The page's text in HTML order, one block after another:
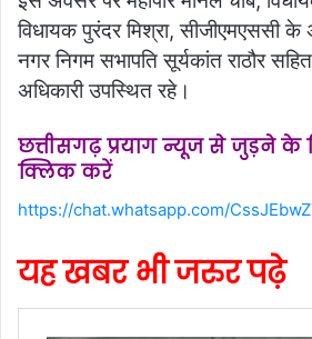
विधायक पुरंदर मिश्रा, सीजीएमएससी के
नगर निगम सभापति सूर्यकांत राठौर
अधिकारी उपस्थित रहे।
छत्तीसगढ़ प्रयाग न्यूज से जुड़ने
क्लिक करें
https://chat.whatsapp.com/
यह खबर भी जरुर पढ़े